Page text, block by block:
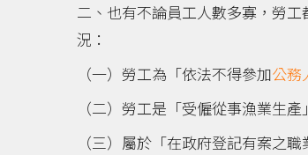
二、也有不論員工人數多寡，勞
況：
（一）勞工為「依法不得參加公務
（二）勞工是「受僱從事漁業生產
（三）屬於「在政府登記有案之